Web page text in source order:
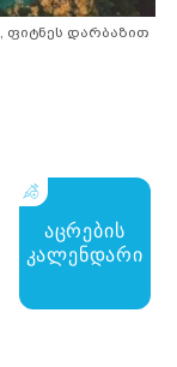
ფიტნეს დარბაზით
აცრების
კალენდარი